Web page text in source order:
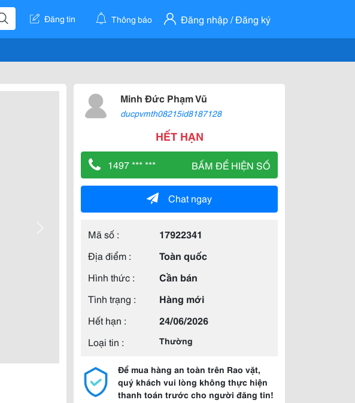
Đăng tin Thông báo Đăng nhập / Đăng ký
Minh Đức Phạm Vũ
ducpvmth08215id8187128
HẾT HẠN
1497 *** *** BẤM ĐỂ HIỆN SỐ
Chat ngay
Mã số :
17922341
Địa điểm :
Toàn quốc
Hình thức :
Cần bán
Tình trạng :
Hàng mới
Hết hạn :
24/06/2026
Loại tin :
Thường
Để mua hàng an toàn trên Rao vặt,
quý khách vui lòng không thực hiện
thanh toán trước cho người đăng tin!